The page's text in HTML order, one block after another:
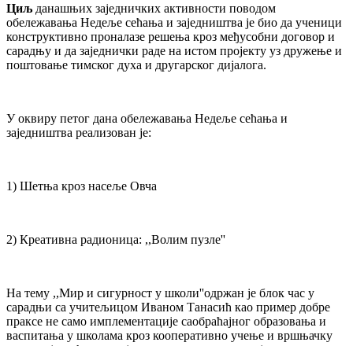
Циљ данашњих заједничких активности поводом
обележавања Недеље сећања и заједништва је био да ученици
конструктивно проналазе решења кроз међусобни договор и
сарадњу и да заједнички раде на истом пројекту уз дружење и
поштовање тимског духа и другарског дијалога.
У оквиру петог дана обележавања Недеље сећања и
заједништва реализован је:
1) Шетња кроз насеље Овча
2) Креативна радионица: ,,Волим пузле''
На тему ,,Мир и сигурност у школи''одржан је блок час у
сарадњи са учитељицом Иваном Танасић као пример добре
праксе не само имплементације саобраћајног образовања и
васпитања у школама кроз кооперативно учење и вршњачку